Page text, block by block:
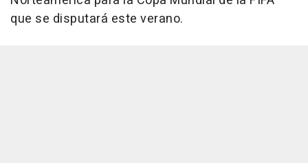
que se disputará este verano.